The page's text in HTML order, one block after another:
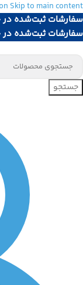
Skip to main content
سفارشات ثبت‌شده در
سفارشات ثبت‌شده در
جستجو